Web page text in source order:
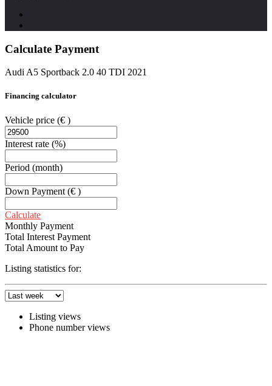
Calculate Payment
Audi A5 Sportback 2.0 40 TDI 2021
Financing calculator
Vehicle price (€ )
Interest rate (%)
Period (month)
Down Payment (€ )
Calculate
Monthly Payment
Total Interest Payment
Total Amount to Pay
Listing statistics for:
Listing views
Phone number views